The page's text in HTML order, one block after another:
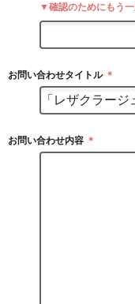
▼確認のためにもう一
お問い合わせタイトル ＊
お問い合わせ内容 ＊